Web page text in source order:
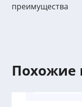
преимущества
Похожие